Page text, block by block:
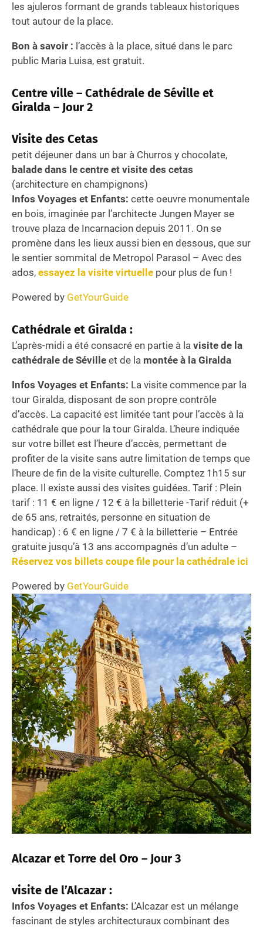
les ajuleros formant de grands tableaux historiques
tout autour de la place.
Bon à savoir : l’accès à la place, situé dans le parc
public Maria Luisa, est gratuit.
Centre ville – Cathédrale de Séville et
Giralda – Jour 2
Visite des Cetas
petit déjeuner dans un bar à Churros y chocolate,
balade dans le centre et visite des cetas
(architecture en champignons)
Infos Voyages et Enfants: cette oeuvre monumentale
en bois, imaginée par l’architecte Jungen Mayer se
trouve plaza de Incarnacion depuis 2011. On se
promène dans les lieux aussi bien en dessous, que sur
le sentier sommital de Metropol Parasol – Avec des
ados, essayez la visite virtuelle pour plus de fun !
Powered by GetYourGuide
Cathédrale et Giralda :
L’après-midi a été consacré en partie à la visite de la
cathédrale de Séville et de la montée à la Giralda
Infos Voyages et Enfants: La visite commence par la
tour Giralda, disposant de son propre contrôle
d’accès. La capacité est limitée tant pour l’accès à la
cathédrale que pour la tour Giralda. L’heure indiquée
sur votre billet est l’heure d’accès, permettant de
profiter de la visite sans autre limitation de temps que
l’heure de fin de la visite culturelle. Comptez 1h15 sur
place. Il existe aussi des visites guidées. Tarif : Plein
tarif : 11 € en ligne / 12 € à la billetterie -Tarif réduit (+
de 65 ans, retraités, personne en situation de
handicap) : 6 € en ligne / 7 € à la billetterie – Entrée
gratuite jusqu’à 13 ans accompagnés d’un adulte –
Réservez vos billets coupe file pour la cathédrale ici
Powered by GetYourGuide
Alcazar et Torre del Oro – Jour 3
visite de l’Alcazar :
Infos Voyages et Enfants: L’Alcazar est un mélange
fascinant de styles architecturaux combinant des